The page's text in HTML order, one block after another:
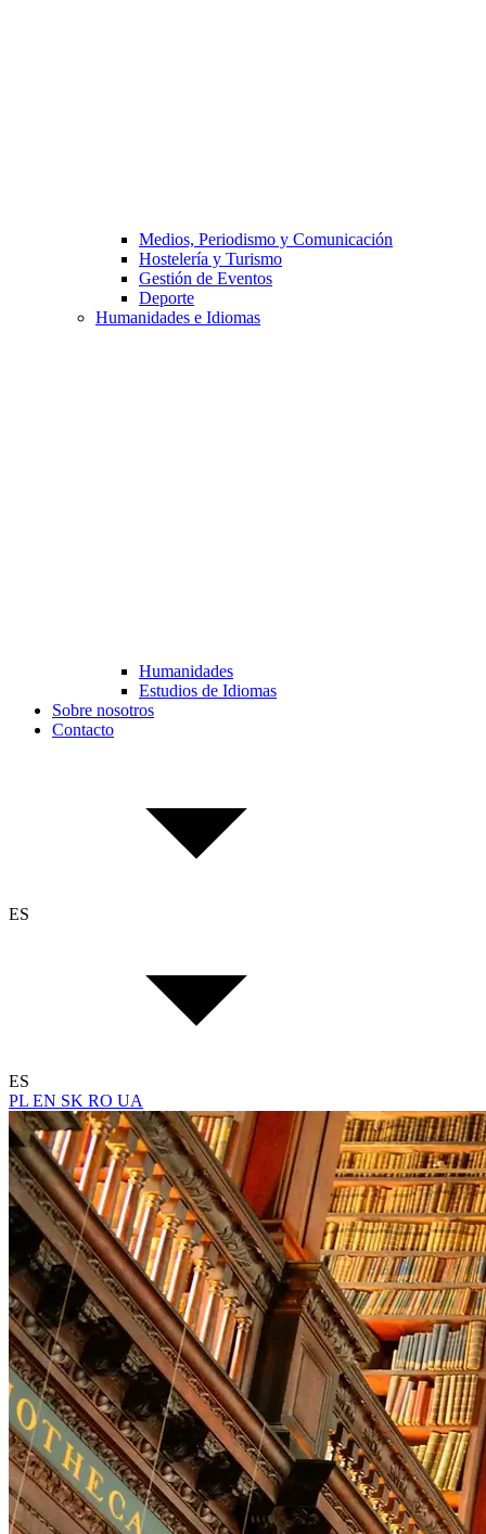
Medios, Periodismo y Comunicación
Hostelería y Turismo
Gestión de Eventos
Deporte
Humanidades e Idiomas
Humanidades
Estudios de Idiomas
Sobre nosotros
Contacto
ES
ES
PL EN SK RO UA